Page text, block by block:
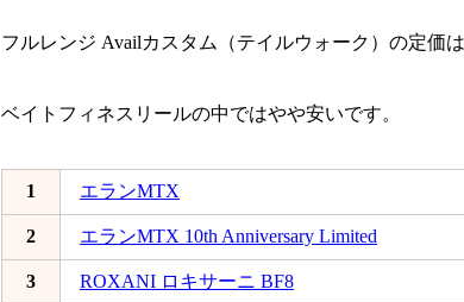
フルレンジ Availカスタム（テイルウォーク）の定価は
ベイトフィネスリールの中ではやや安いです。
1 エランMTX
2 エランMTX 10th Anniversary Limited
3 ROXANI ロキサーニ BF8